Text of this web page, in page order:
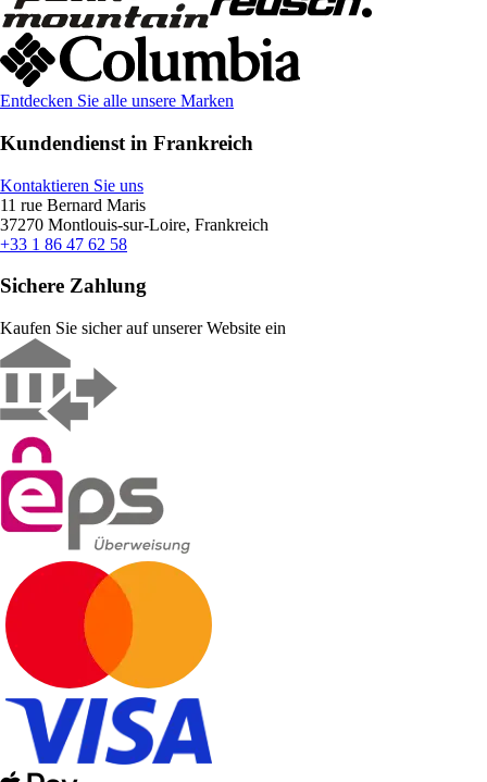
Entdecken Sie alle unsere Marken
Kundendienst in Frankreich
Kontaktieren Sie uns
11 rue Bernard Maris
37270 Montlouis-sur-Loire, Frankreich
+33 1 86 47 62 58
Sichere Zahlung
Kaufen Sie sicher auf unserer Website ein